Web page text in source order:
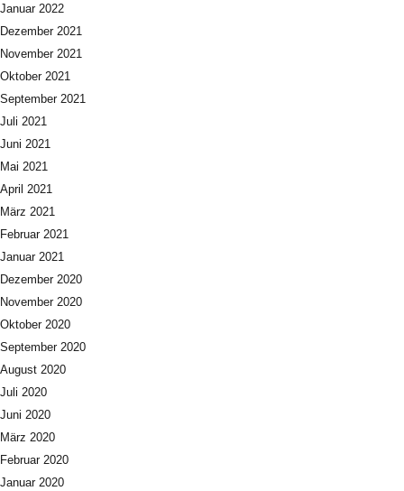
Januar 2022
Dezember 2021
November 2021
Oktober 2021
September 2021
Juli 2021
Juni 2021
Mai 2021
April 2021
März 2021
Februar 2021
Januar 2021
Dezember 2020
November 2020
Oktober 2020
September 2020
August 2020
Juli 2020
Juni 2020
März 2020
Februar 2020
Januar 2020